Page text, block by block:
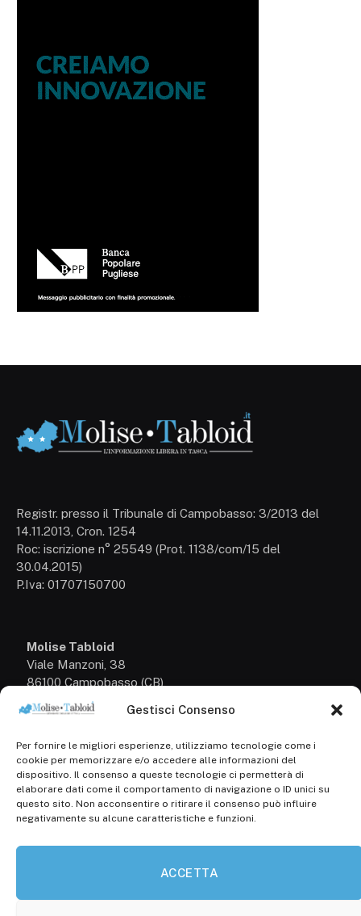
Gestisci Consenso
Per fornire le migliori esperienze, utilizziamo tecnologie come i
cookie per memorizzare e/o accedere alle informazioni del
dispositivo. Il consenso a queste tecnologie ci permetterà di
elaborare dati come il comportamento di navigazione o ID unici su
questo sito. Non acconsentire o ritirare il consenso può influire
negativamente su alcune caratteristiche e funzioni.
ACCETTA
Registr. presso il Tribunale di Campobasso: 3/2013 del
14.11.2013, Cron. 1254
Roc: iscrizione n° 25549 (Prot. 1138/com/15 del
30.04.2015)
P.Iva: 01707150700
Molise Tabloid
Viale Manzoni, 38
86100 Campobasso (CB)
+39 3333169466
Scrivici a:
info@molisetabloid.it
commerciale@molisetabloid.it
Disclaimer